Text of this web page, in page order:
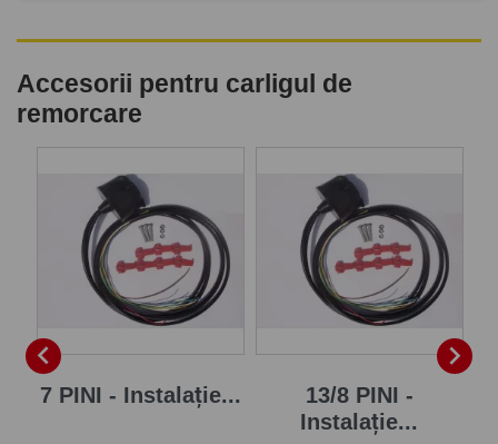
Accesorii pentru carligul de
remorcare

7 PINI - Instalație...
13/8 PINI -
Instalație...
